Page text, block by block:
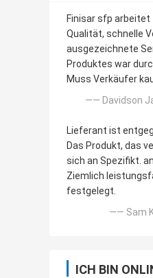
Finisar sfp arbeitet
Qualität, schnelle
ausgezeichnete
Produktes war
Muss Verkäufer
—— Davidson
Lieferant ist
Das Produkt, das
sich an Spezifikt.
Ziemlich
festgelegt.
—— Sam
ICH BIN